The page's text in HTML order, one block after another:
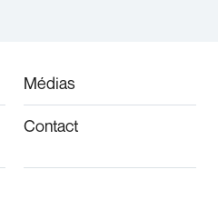
Médias
Contact